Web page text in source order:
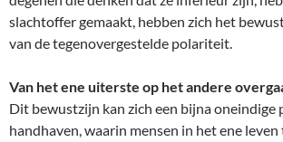
slachtoffer gemaakt, hebben zich het
van de tegenovergestelde polariteit.
Van het ene uiterste op het andere
Dit bewustzijn kan zich een bijna oneindige
handhaven, waarin mensen in het ene